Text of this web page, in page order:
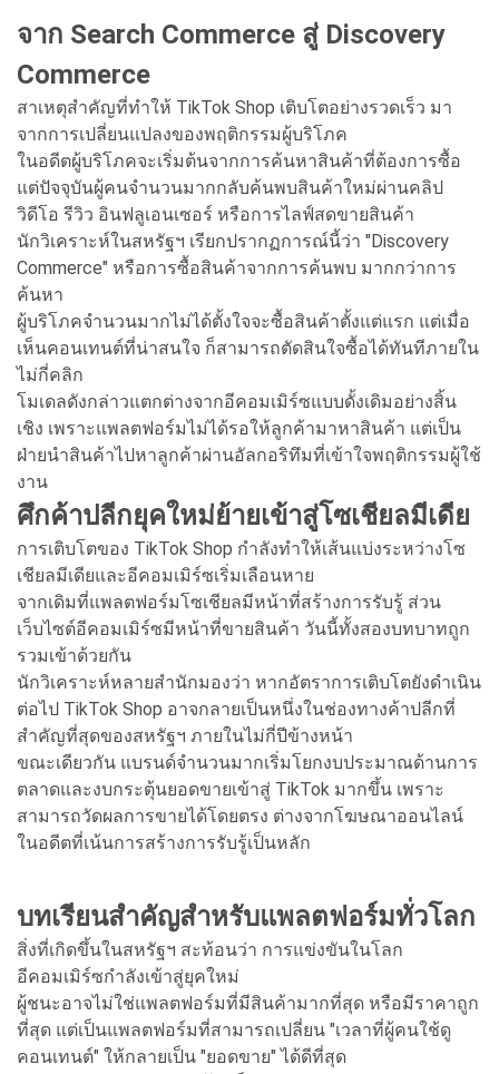
จาก Search Commerce สู่ Discovery
Commerce
สาเหตุสำคัญที่ทำให้ TikTok Shop เติบโตอย่างรวดเร็ว มา
จากการเปลี่ยนแปลงของพฤติกรรมผู้บริโภค
ในอดีตผู้บริโภคจะเริ่มต้นจากการค้นหาสินค้าที่ต้องการซื้อ
แต่ปัจจุบันผู้คนจำนวนมากกลับค้นพบสินค้าใหม่ผ่านคลิป
วิดีโอ รีวิว อินฟลูเอนเซอร์ หรือการไลฟ์สดขายสินค้า
นักวิเคราะห์ในสหรัฐฯ เรียกปรากฏการณ์นี้ว่า "Discovery
Commerce" หรือการซื้อสินค้าจากการค้นพบ มากกว่าการ
ค้นหา
ผู้บริโภคจำนวนมากไม่ได้ตั้งใจจะซื้อสินค้าตั้งแต่แรก แต่เมื่อ
เห็นคอนเทนต์ที่น่าสนใจ ก็สามารถตัดสินใจซื้อได้ทันทีภายใน
ไม่กี่คลิก
โมเดลดังกล่าวแตกต่างจากอีคอมเมิร์ซแบบดั้งเดิมอย่างสิ้น
เชิง เพราะแพลตฟอร์มไม่ได้รอให้ลูกค้ามาหาสินค้า แต่เป็น
ฝ่ายนำสินค้าไปหาลูกค้าผ่านอัลกอริทึมที่เข้าใจพฤติกรรมผู้ใช้
งาน
ศึกค้าปลีกยุคใหม่ย้ายเข้าสู่โซเชียลมีเดีย
การเติบโตของ TikTok Shop กำลังทำให้เส้นแบ่งระหว่างโซ
เชียลมีเดียและอีคอมเมิร์ซเริ่มเลือนหาย
จากเดิมที่แพลตฟอร์มโซเชียลมีหน้าที่สร้างการรับรู้ ส่วน
เว็บไซต์อีคอมเมิร์ซมีหน้าที่ขายสินค้า วันนี้ทั้งสองบทบาทถูก
รวมเข้าด้วยกัน
นักวิเคราะห์หลายสำนักมองว่า หากอัตราการเติบโตยังดำเนิน
ต่อไป TikTok Shop อาจกลายเป็นหนึ่งในช่องทางค้าปลีกที่
สำคัญที่สุดของสหรัฐฯ ภายในไม่กี่ปีข้างหน้า
ขณะเดียวกัน แบรนด์จำนวนมากเริ่มโยกงบประมาณด้านการ
ตลาดและงบกระตุ้นยอดขายเข้าสู่ TikTok มากขึ้น เพราะ
สามารถวัดผลการขายได้โดยตรง ต่างจากโฆษณาออนไลน์
ในอดีตที่เน้นการสร้างการรับรู้เป็นหลัก
บทเรียนสำคัญสำหรับแพลตฟอร์มทั่วโลก
สิ่งที่เกิดขึ้นในสหรัฐฯ สะท้อนว่า การแข่งขันในโลก
อีคอมเมิร์ซกำลังเข้าสู่ยุคใหม่
ผู้ชนะอาจไม่ใช่แพลตฟอร์มที่มีสินค้ามากที่สุด หรือมีราคาถูก
ที่สุด แต่เป็นแพลตฟอร์มที่สามารถเปลี่ยน "เวลาที่ผู้คนใช้ดู
คอนเทนต์" ให้กลายเป็น "ยอดขาย" ได้ดีที่สุด